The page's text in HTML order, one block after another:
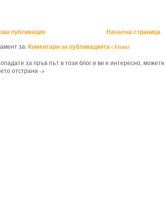
публикация Начална страница
за:Коментари за публикацията (Atom)
за пръв път в този блог и ви е интересно,
отстрани ->